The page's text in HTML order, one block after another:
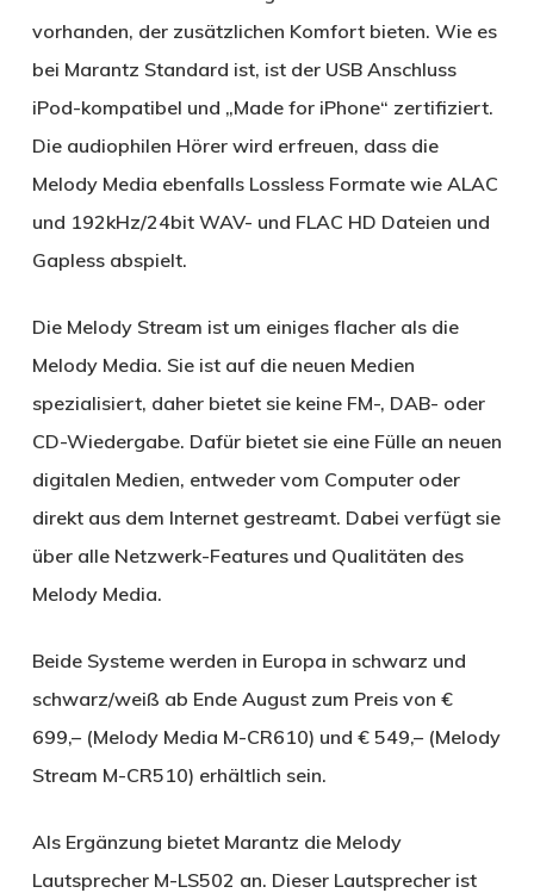
vorhanden, der zusätzlichen Komfort bieten. Wie es
bei Marantz Standard ist, ist der USB Anschluss
iPod-kompatibel und „Made for iPhone“ zertifiziert.
Die audiophilen Hörer wird erfreuen, dass die
Melody Media ebenfalls Lossless Formate wie ALAC
und 192kHz/24bit WAV- und FLAC HD Dateien und
Gapless abspielt.
Die Melody Stream ist um einiges flacher als die
Melody Media. Sie ist auf die neuen Medien
spezialisiert, daher bietet sie keine FM-, DAB- oder
CD-Wiedergabe. Dafür bietet sie eine Fülle an neuen
digitalen Medien, entweder vom Computer oder
direkt aus dem Internet gestreamt. Dabei verfügt sie
über alle Netzwerk-Features und Qualitäten des
Melody Media.
Beide Systeme werden in Europa in schwarz und
schwarz/weiß ab Ende August zum Preis von €
699,– (Melody Media M-CR610) und € 549,– (Melody
Stream M-CR510) erhältlich sein.
Als Ergänzung bietet Marantz die Melody
Lautsprecher M-LS502 an. Dieser Lautsprecher ist